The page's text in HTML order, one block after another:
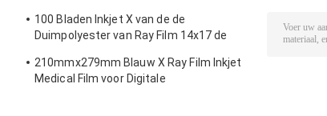
100 Bladen Inkjet X van de de
Duimpolyester van Ray Film 14x17 de
210mmx279mm Blauw X Ray Film Inkjet
Medical Film voor Digitale